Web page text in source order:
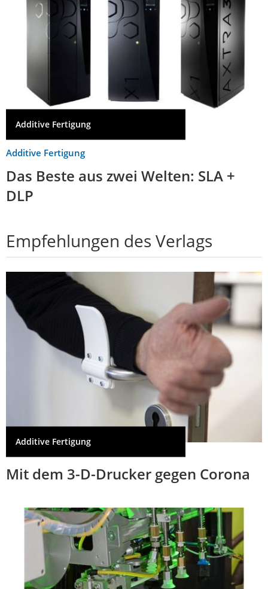
Additive Fertigung
Additive Fertigung
Das Beste aus zwei Welten: SLA +
DLP
Empfehlungen des Verlags
Additive Fertigung
Mit dem 3-D-Drucker gegen Corona